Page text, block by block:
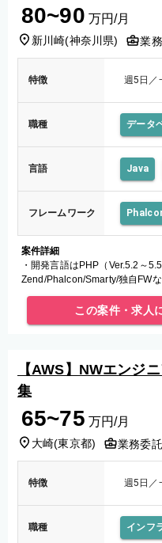
80~90 万円/月
新川崎(神奈川県) 業
特徴 週5日／
職種 データ
言語 Java
フレームワーク
案件詳細
・開発言語はPHP（Ver.5.2～5.5）
Zend/Phalcon/Smarty/独自FW
用） ・ソースコードのバージョ
この案件・求人
【AWS】NWエンジ
集
65~75 万円/月
大崎(東京都) 業務委
特徴 週5日／
職種 インフ